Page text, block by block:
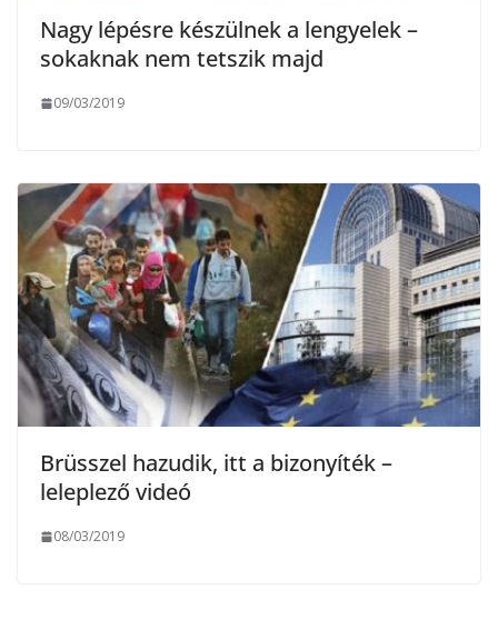
Nagy lépésre készülnek a lengyelek –
sokaknak nem tetszik majd
09/03/2019
Brüsszel hazudik, itt a bizonyíték –
leleplező videó
08/03/2019